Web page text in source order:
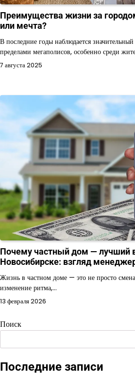
Преимущества жизни за
или мечта?
В последние годы наблюдается
пределами мегаполисов, особенно среди
7 августа 2025
Почему частный дом — лучший
Новосибирске: взгляд
Жизнь в частном доме — это не просто
изменение ритма,…
13 февраля 2026
Поиск
Последние записи